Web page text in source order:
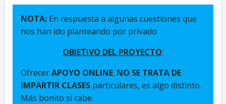
NOTA: En respuesta a algunas cuestiones que
nos han ido planteando por privado
OBJETIVO DEL PROYECTO:
OfrecerAPOYO ONLINE. NO SE TRATA DE
IMPARTIR CLASES particulares, es algo distinto.
Más bonito si cabe.